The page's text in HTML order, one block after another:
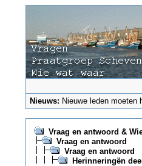
Nieuws: Nieuwe leden
Vraag en antwoord &
Vraag en antwoord
Vraag en antwoord
Herinneringën